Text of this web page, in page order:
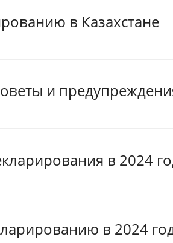
в Казахстане
и
в 2024
в 2024